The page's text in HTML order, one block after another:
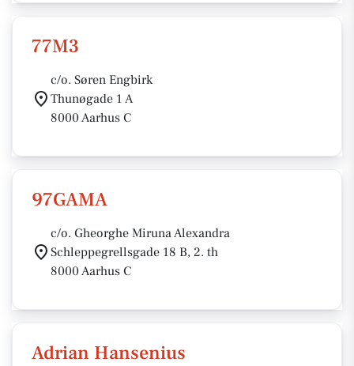
77M3
c/o. Søren Engbirk
Thunøgade 1 A
8000 Aarhus C
97GAMA
c/o. Gheorghe Miruna Alexandra
Schleppegrellsgade 18 B, 2. th
8000 Aarhus C
Adrian Hansenius